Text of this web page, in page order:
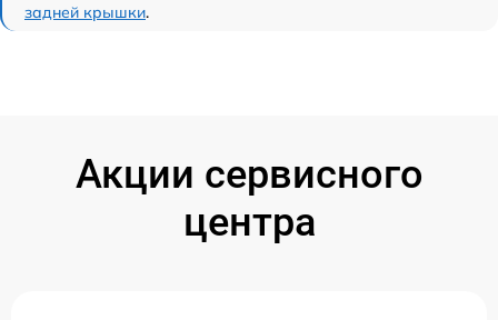
задней крышки.
Акции сервисного
центра